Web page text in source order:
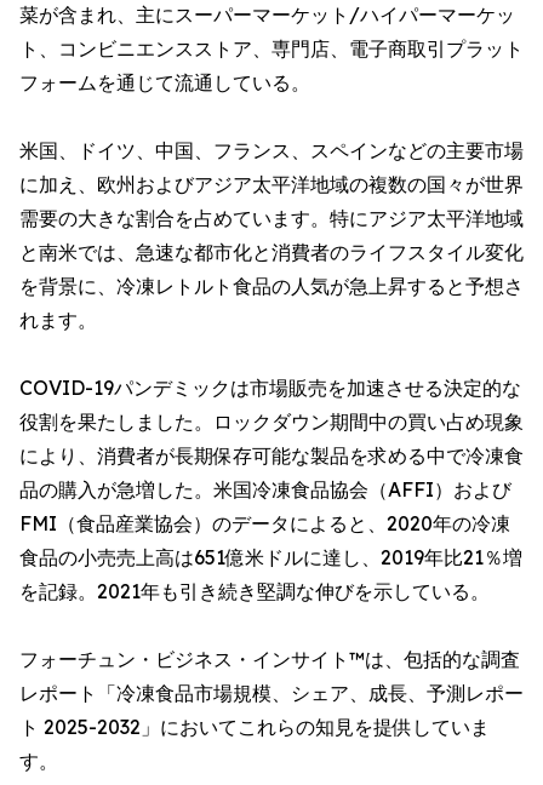
菜が含まれ、主にスーパーマーケット/ハイパーマーケッ
ト、コンビニエンスストア、専門店、電子商取引プラット
フォームを通じて流通している。
米国、ドイツ、中国、フランス、スペインなどの主要市場
に加え、欧州およびアジア太平洋地域の複数の国々が世界
需要の大きな割合を占めています。特にアジア太平洋地域
と南米では、急速な都市化と消費者のライフスタイル変化
を背景に、冷凍レトルト食品の人気が急上昇すると予想さ
れます。
COVID-19パンデミックは市場販売を加速させる決定的な
役割を果たしました。ロックダウン期間中の買い占め現象
により、消費者が長期保存可能な製品を求める中で冷凍食
品の購入が急増した。米国冷凍食品協会（AFFI）および
FMI（食品産業協会）のデータによると、2020年の冷凍
食品の小売売上高は651億米ドルに達し、2019年比21％増
を記録。2021年も引き続き堅調な伸びを示している。
フォーチュン・ビジネス・インサイト™は、包括的な調査
レポート「冷凍食品市場規模、シェア、成長、予測レポー
ト 2025-2032」においてこれらの知見を提供していま
す。